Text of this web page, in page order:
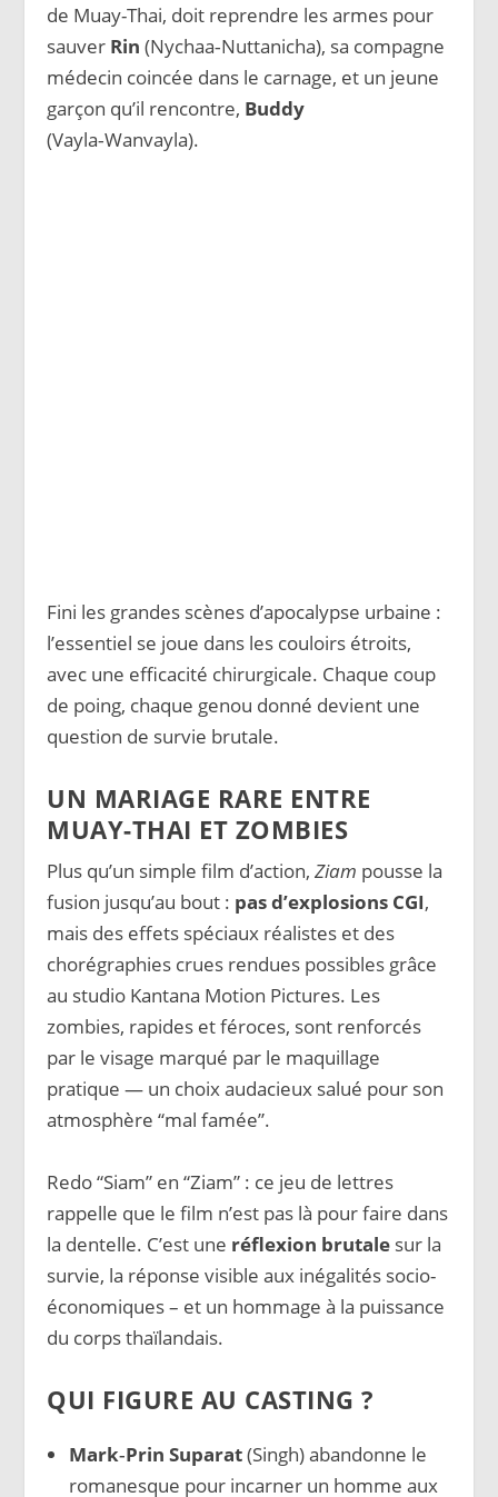
de Muay-Thai, doit reprendre les armes pour
sauver Rin (Nychaa‑Nuttanicha), sa compagne
médecin coincée dans le carnage, et un jeune
garçon qu’il rencontre, Buddy
(Vayla‑Wanvayla).
Fini les grandes scènes d’apocalypse urbaine :
l’essentiel se joue dans les couloirs étroits,
avec une efficacité chirurgicale. Chaque coup
de poing, chaque genou donné devient une
question de survie brutale.
UN MARIAGE RARE ENTRE
MUAY-THAI ET ZOMBIES
Plus qu’un simple film d’action,Ziam pousse la
fusion jusqu’au bout : pas d’explosions CGI,
mais des effets spéciaux réalistes et des
chorégraphies crues rendues possibles grâce
au studio Kantana Motion Pictures. Les
zombies, rapides et féroces, sont renforcés
par le visage marqué par le maquillage
pratique — un choix audacieux salué pour son
atmosphère “mal famée”.
Redo “Siam” en “Ziam” : ce jeu de lettres
rappelle que le film n’est pas là pour faire dans
la dentelle. C’est une réflexion brutale sur la
survie, la réponse visible aux inégalités socio-
économiques – et un hommage à la puissance
du corps thaïlandais.
QUI FIGURE AU CASTING ?
Mark‑Prin Suparat(Singh) abandonne le
romanesque pour incarner un homme aux